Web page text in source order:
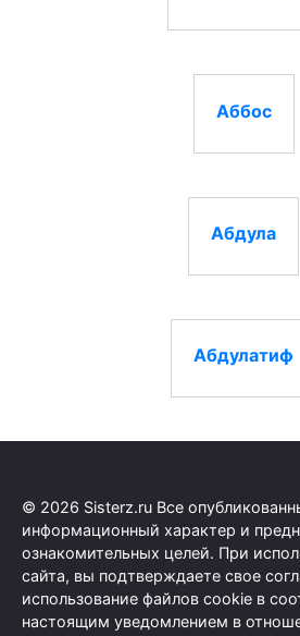
Аббос
Абдула
Абдулатиф
© 2026 Sisterz.ru Все
информационный характер и
ознакомительных целей. При
сайта, вы подтверждаете свое
использование файлов cookie в
настоящим уведомлением в